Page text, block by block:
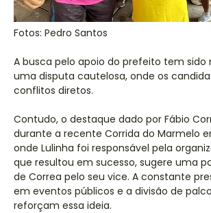
Fotos: Pedro Santos
A busca pelo apoio do prefeito tem sido
uma disputa cautelosa, onde os
conflitos diretos.
Contudo, o destaque dado por Fábio
durante a recente Corrida do Marmelo
onde Lulinha foi responsável pela
que resultou em sucesso, sugere uma
de Correa pelo seu vice. A constante
em eventos públicos e a divisão de
reforçam essa ideia.